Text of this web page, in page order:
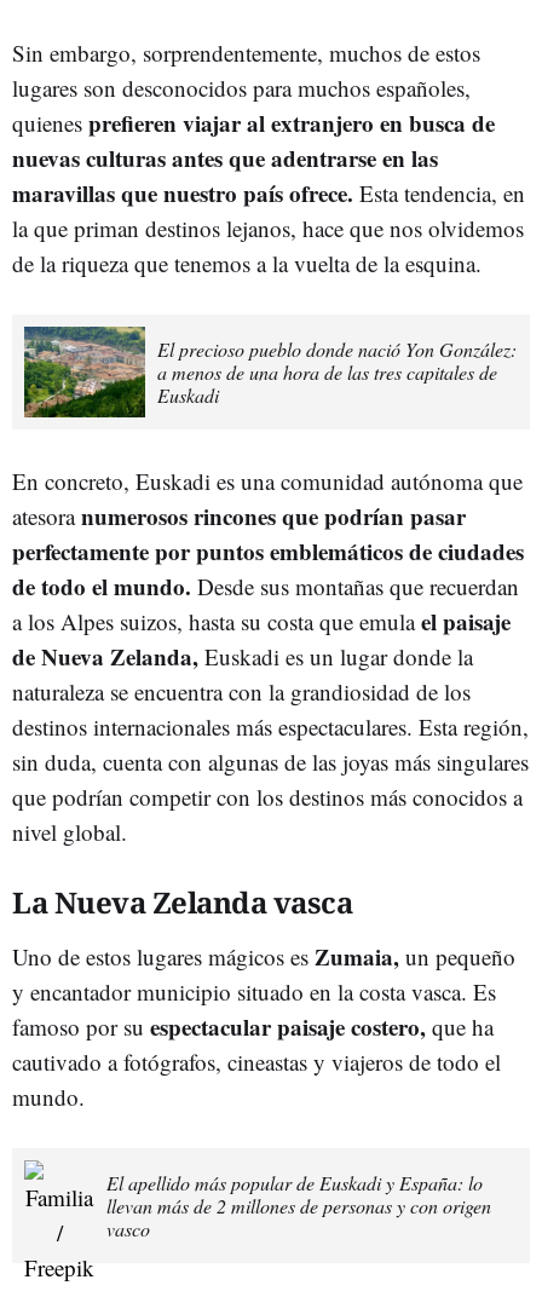
Sin embargo, sorprendentemente, muchos de estos
lugares son desconocidos para muchos españoles,
quienes prefieren viajar al extranjero en busca de
nuevas culturas antes que adentrarse en las
maravillas que nuestro país ofrece. Esta tendencia, en
la que priman destinos lejanos, hace que nos olvidemos
de la riqueza que tenemos a la vuelta de la esquina.
El precioso pueblo donde nació Yon González:
a menos de una hora de las tres capitales de
Euskadi
En concreto, Euskadi es una comunidad autónoma que
atesoranumerosos rincones que podrían pasar
perfectamente por puntos emblemáticos de ciudades
de todo el mundo. Desde sus montañas que recuerdan
a los Alpes suizos, hasta su costa que emulael paisaje
de Nueva Zelanda, Euskadi es un lugar donde la
naturaleza se encuentra con la grandiosidad de los
destinos internacionales más espectaculares. Esta región,
sin duda, cuenta con algunas de las joyas más singulares
que podrían competir con los destinos más conocidos a
nivel global.
La Nueva Zelanda vasca
Uno de estos lugares mágicos es Zumaia, un pequeño
y encantador municipio situado en la costa vasca. Es
famoso por su espectacular paisaje costero, que ha
cautivado a fotógrafos, cineastas y viajeros de todo el
mundo.
El apellido más popular de Euskadi y España: lo
llevan más de 2 millones de personas y con origen
vasco